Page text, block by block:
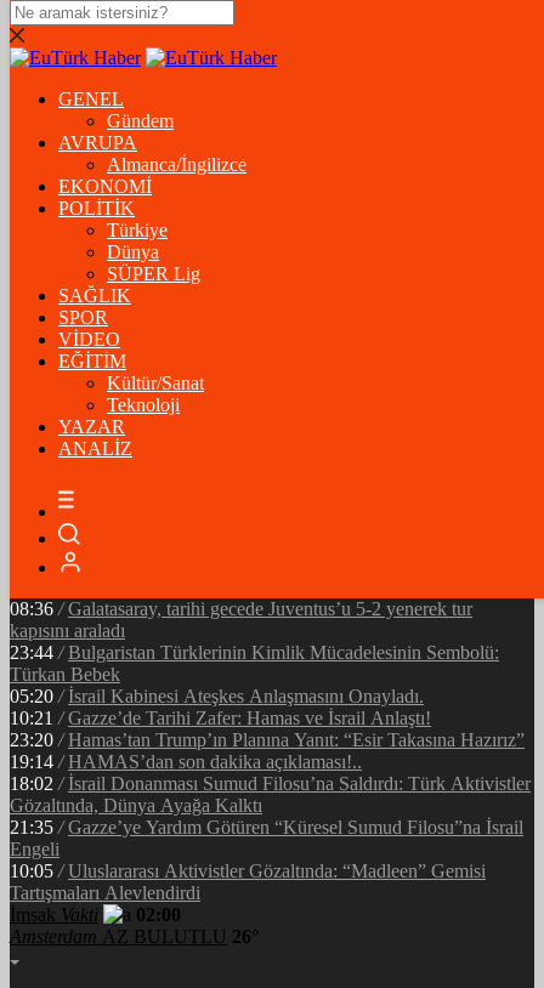
DOLAR
47,5574$% 0.18
EURO
54,8602€% 0.06
STERLİN
% 0.41
GRAM ALTIN
6.175,37%-1,31
ÇEYREK ALTIN
10.093,00%-1,09
BİTCOİN
GENEL
Gündem
AVRUPA
Almanca/İngilizce
EKONOMİ
POLİTİK
Türkiye
Dünya
SÜPER Lig
SAĞLIK
SPOR
VİDEO
EĞİTİM
Kültür/Sanat
Teknoloji
YAZAR
ANALİZ
05:34 / Ramazan’ın Bereketi Yarenler İftarıyla Taçlandı: ‘Birlikte
08:36 / Galatasaray, tarihi gecede Juventus’u 5-2 yenerek tur
kapısını araladı
23:44 / Bulgaristan Türklerinin Kimlik Mücadelesinin Sembolü:
Türkan Bebek
05:20 / İsrail Kabinesi Ateşkes Anlaşmasını Onayladı.
10:21 / Gazze’de Tarihi Zafer: Hamas ve İsrail Anlaştı!
23:20 / Hamas’tan Trump’ın Planına Yanıt: “Esir Takasına Hazırız”
19:14 / HAMAS’dan son dakika açıklaması!..
18:02 / İsrail Donanması Sumud Filosu’na Saldırdı: Türk Aktivistler
Gözaltında, Dünya Ayağa Kalktı
21:35 / Gazze’ye Yardım Götüren “Küresel Sumud Filosu”na İsrail
Engeli
10:05 / Uluslararası Aktivistler Gözaltında: “Madleen” Gemisi
Tartışmaları Alevlendirdi
İmsak Vakti
02:00
Amsterdam AZ BULUTLU 26°